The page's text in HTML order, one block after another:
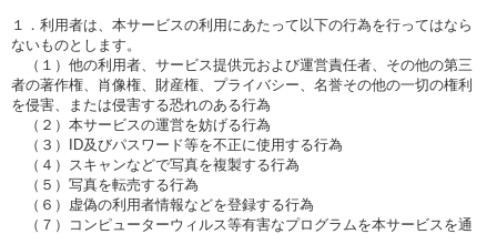
１．利用者は、本サービスの利用にあたって以下の行為を行ってはなら
ないものとします。
（１）他の利用者、サービス提供元および運営責任者、その他の第三
者の著作権、肖像権、財産権、プライバシー、名誉その他の一切の権利
を侵害、または侵害する恐れのある行為
（２）本サービスの運営を妨げる行為
（３）ID及びパスワード等を不正に使用する行為
（４）スキャンなどで写真を複製する行為
（５）写真を転売する行為
（６）虚偽の利用者情報などを登録する行為
（７）コンピューターウィルス等有害なプログラムを本サービスを通